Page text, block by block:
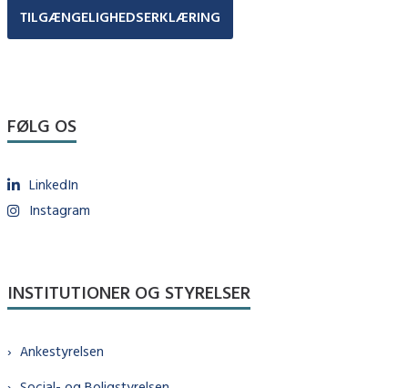
TILGÆNGELIGHEDSERKLÆRING
FØLG OS
LinkedIn
Instagram
INSTITUTIONER OG STYRELSER
Ankestyrelsen